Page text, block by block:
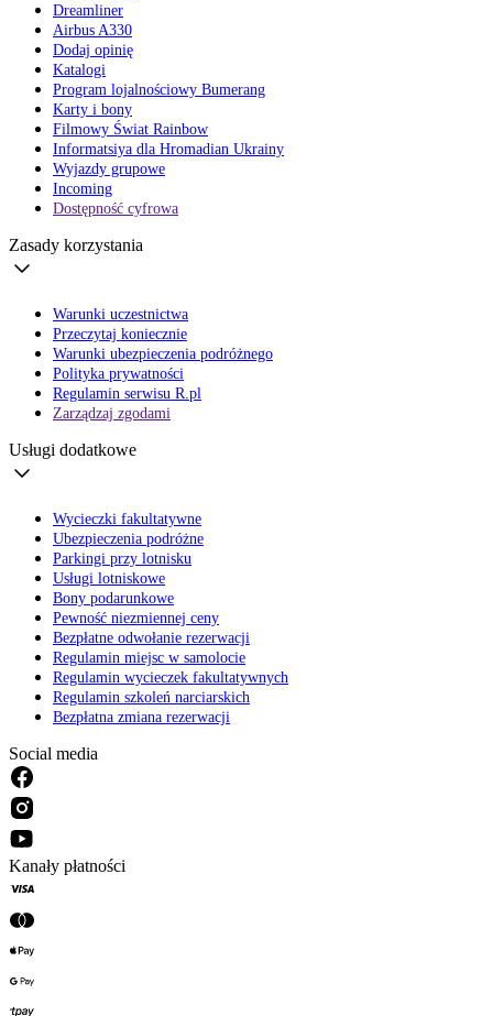
Dreamliner
Airbus A330
Dodaj opinię
Katalogi
Program lojalnościowy Bumerang
Karty i bony
Filmowy Świat Rainbow
Informatsiya dla Hromadian Ukrainy
Wyjazdy grupowe
Incoming
Dostępność cyfrowa
Zasady korzystania
Warunki uczestnictwa
Przeczytaj koniecznie
Warunki ubezpieczenia podróżnego
Polityka prywatności
Regulamin serwisu R.pl
Zarządzaj zgodami
Usługi dodatkowe
Wycieczki fakultatywne
Ubezpieczenia podróżne
Parkingi przy lotnisku
Usługi lotniskowe
Bony podarunkowe
Pewność niezmiennej ceny
Bezpłatne odwołanie rezerwacji
Regulamin miejsc w samolocie
Regulamin wycieczek fakultatywnych
Regulamin szkoleń narciarskich
Bezpłatna zmiana rezerwacji
Social media
Kanały płatności